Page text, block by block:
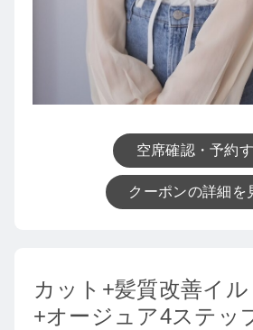
空席確認・予約
クーポンの詳細を
カット+髪質改善イ
+オージュア4ステッ